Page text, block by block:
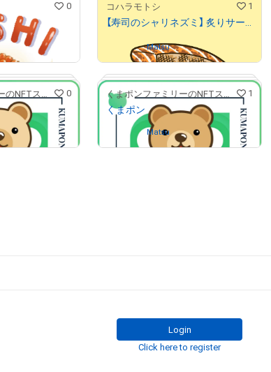
# 1/3
# 418/500
# 3/5
0 コハラモトシ 1
【寿司のシャリネズミ】 炙りサーモン
Owned byMatsu
くまポンファミリーのNFTストア 0 くまポンファミリーのNFTストア 1
くまポン
Owned by Matsu
Login
Click here to register